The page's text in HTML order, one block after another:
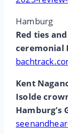
Hamburg
Red ties
ceremonial
Kent
Isolde
Hamburg’s